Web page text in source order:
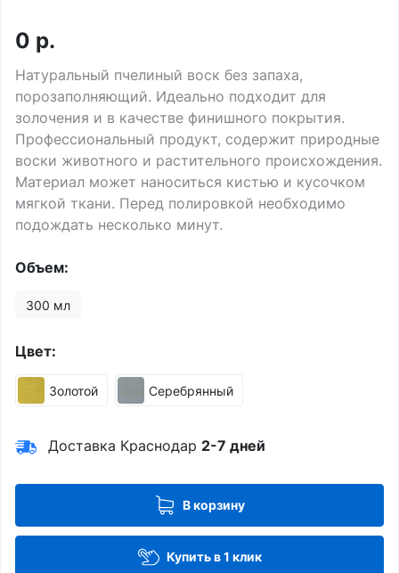
0 р.
Натуральный пчелиный воск без запаха,
порозаполняющий. Идеально подходит для
золочения и в качестве финишного покрытия.
Профессиональный продукт, содержит природные
воски животного и растительного происхождения.
Материал может наноситься кистью и кусочком
мягкой ткани. Перед полировкой необходимо
подождать несколько минут.
Объем:
300 мл
Цвет:
Золотой Серебрянный
Доставка Краснодар 2-7 дней
В корзину
Купить в 1 клик